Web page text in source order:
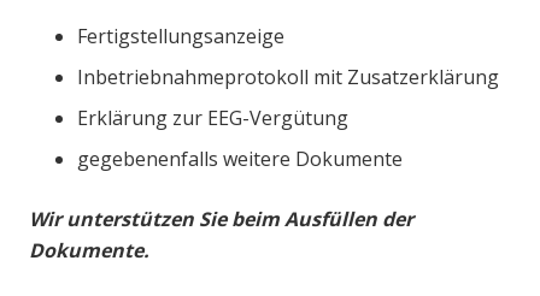
Fertigstellungsanzeige
Inbetriebnahmeprotokoll mit Zusatzerklärung
Erklärung zur EEG-Vergütung
gegebenenfalls weitere Dokumente
Wir unterstützen Sie beim Ausfüllen der
Dokumente.